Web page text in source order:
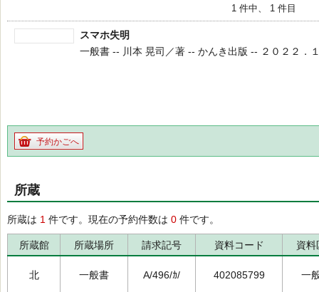
1 件中、 1 件目
スマホ失明
一般書 -- 川本 晃司／著 -- かんき出版 -- ２０２２．
予約かごへ
所蔵
所蔵は 1 件です。現在の予約件数は 0 件です。
所蔵館 所蔵場所 請求記号 資料コード 資料
北 一般書 A/496/ｶ/ 402085799 一